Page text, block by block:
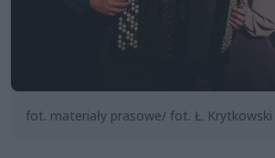
fot. materiały prasowe/ fot. Ł. Krytkowski